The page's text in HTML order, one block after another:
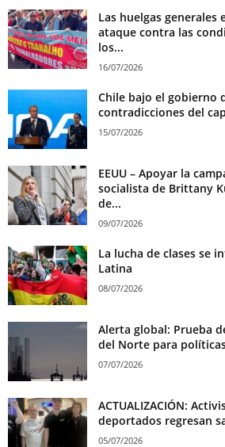
Las huelgas
ataque contra las
los...
16/07/2026
Chile bajo el gobierno
contradicciones del
15/07/2026
EEUU – Apoyar la
socialista de Brittany
de...
09/07/2026
La lucha de clases se
Latina
08/07/2026
Alerta global: Prueba
del Norte para
07/07/2026
ACTUALIZACIÓN:
deportados regresan
05/07/2026